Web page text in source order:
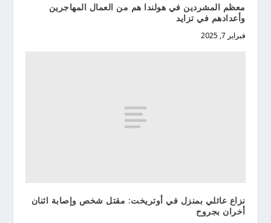
معظم المشردين في هولندا هم من العمال المهاجرين
وأعدادهم في تزايد
فبراير 7, 2025
نزاع عائلي بمنزل في أوتريخت: مقتل شخص وإصابة اثنان
أخران بجروح